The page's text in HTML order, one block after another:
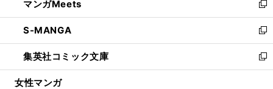
く
で
開
く
ド
ウ
で
開
く
ィ
ン
ド
ウ
で
開
い
ウ
ィ
ン
ド
ウ
マンガMeets
新
し
い
ウ
ィ
ン
S-MANGA
新
し
い
ウ
集英社コミック文庫
新
し
女性マンガ